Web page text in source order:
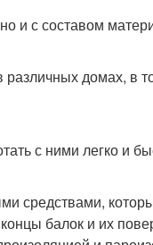
и с составом
домах, в
с ними легко и
средствами,
балок и их